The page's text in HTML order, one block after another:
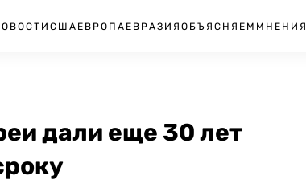
США ЕВРОПА ЕВРАЗИЯ ОБЪЯСНЯЕМ МНЕНИЯ
дали еще 30 лет